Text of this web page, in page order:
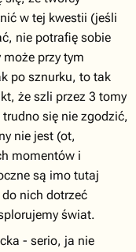
w tej kwestii (jeśli
nie potrafię sobie
przy tym
po sznurku, to tak
że szli przez 3 tomy
się nie zgodzić,
nie jest (ot,
momentów i
są imo tutaj
nich dotrzeć
świat.
- serio, ja nie